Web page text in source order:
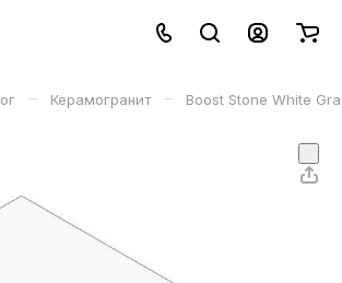
– Керамогранит – Boost Stone White